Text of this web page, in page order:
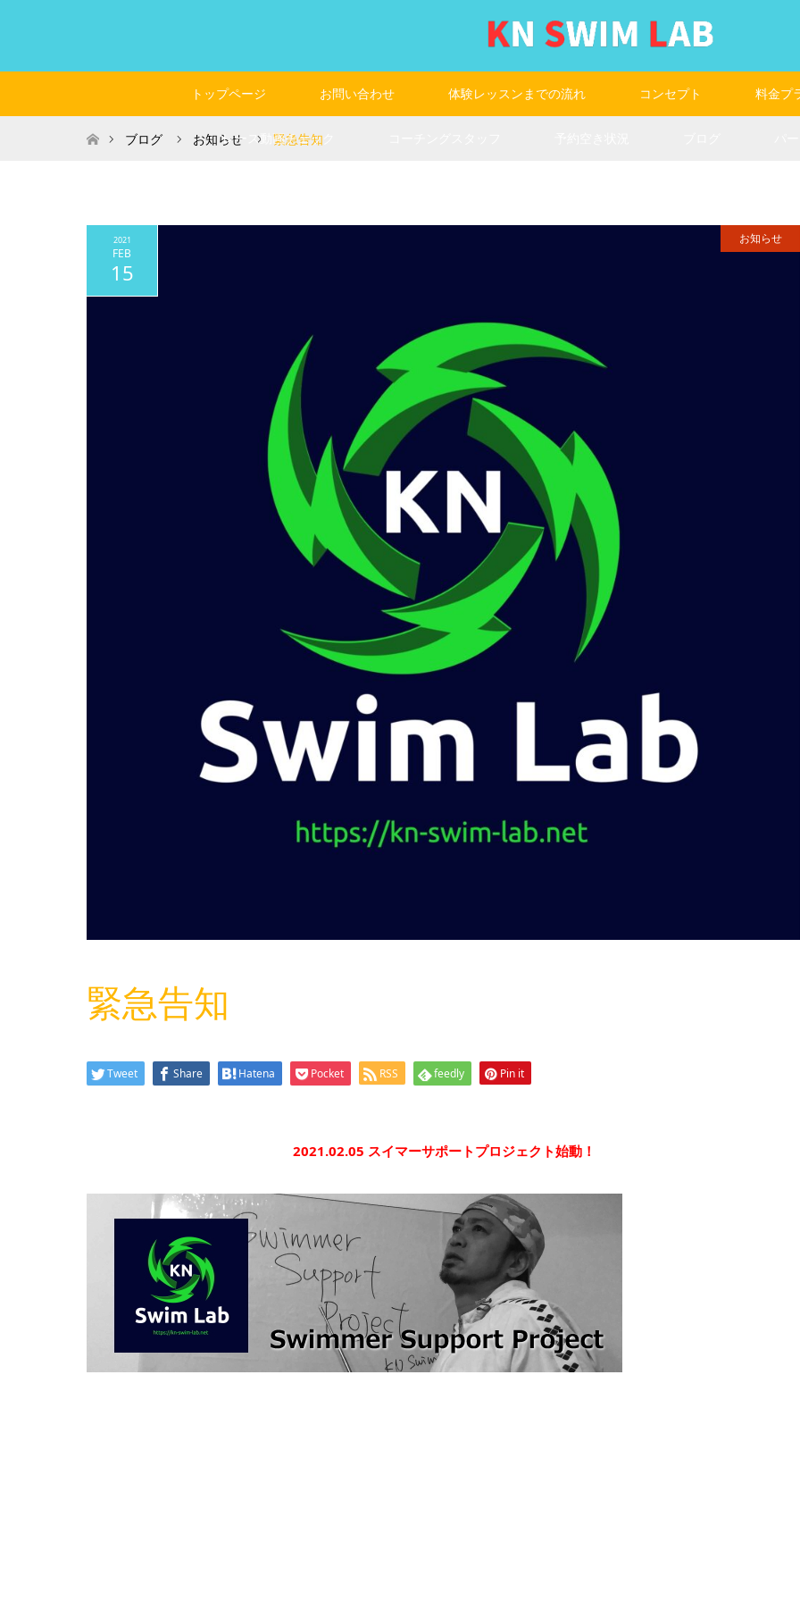
トップページ お問い合わせ 体験レッスンまでの流れ コンセプト 料金プ
レース動画チェック
ホームブログ お知らせ 緊急告知
2021
FEB
15
お知らせ
緊急告知
Tweet Share Hatena Pocket RSS feedly Pin it
2021.02.05 スイマーサポートプロジェクト始動！